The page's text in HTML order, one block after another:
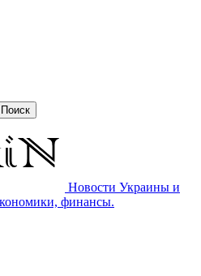
Новости Украины и
финансы.